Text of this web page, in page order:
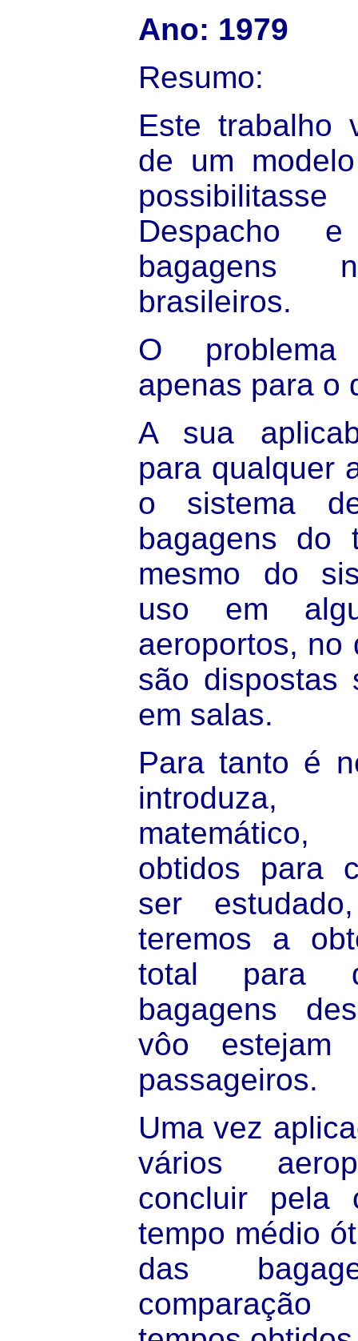
Ano: 1979
Resumo:
Este trabalho
de um
Despacho
bagagens
brasileiros.
O
apenas para o
A sua
para qualquer
o sistema
bagagens do
mesmo do
uso em
aeroportos, no
são dispostas
em salas.
Para tanto é
obtidos para
ser
teremos a
total para
bagagens
vôo estejam
passageiros.
Uma vez
vários
concluir pela
tempo médio
das